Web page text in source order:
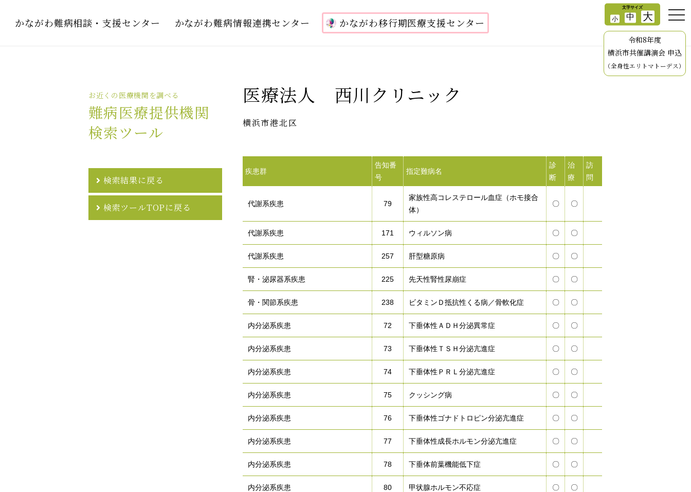
かながわ難病相談・支援センター かながわ難病情報連携センター かながわ移行期医療支援センター
令和8年度
横浜市共催講演会 申込
（全身性エリトマトーデス）
医療法人 西川クリニック
横浜市港北区
疾患群
告知番
号
指定難病名
診
断
治
療
訪
問
代謝系疾患 79
家族性高コレステロール血症（ホモ接合
体）
〇 〇
代謝系疾患 171 ウィルソン病 〇 〇
代謝系疾患 257 肝型糖原病 〇 〇
腎・泌尿器系疾患 225 先天性腎性尿崩症 〇 〇
骨・関節系疾患 238 ビタミンＤ抵抗性くる病／骨軟化症 〇 〇
内分泌系疾患 72 下垂体性ＡＤＨ分泌異常症 〇 〇
内分泌系疾患 73 下垂体性ＴＳＨ分泌亢進症 〇 〇
内分泌系疾患 74 下垂体性ＰＲＬ分泌亢進症 〇 〇
内分泌系疾患 75 クッシング病 〇 〇
内分泌系疾患 76 下垂体性ゴナドトロピン分泌亢進症 〇 〇
内分泌系疾患 77 下垂体性成長ホルモン分泌亢進症 〇 〇
内分泌系疾患 78 下垂体前葉機能低下症 〇 〇
内分泌系疾患 80 甲状腺ホルモン不応症 〇 〇
お近くの医療機関を調べる
難病医療提供機関
検索ツール
検索結果に戻る
検索ツールTOPに戻る